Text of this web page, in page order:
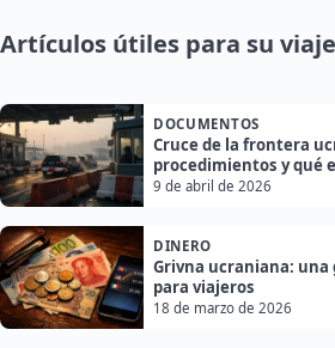
Artículos útiles para su
DOCUMENTOS
Cruce de la frontera
procedimientos y qué
9 de abril de 2026
DINERO
Grivna ucraniana: una
para viajeros
18 de marzo de 2026